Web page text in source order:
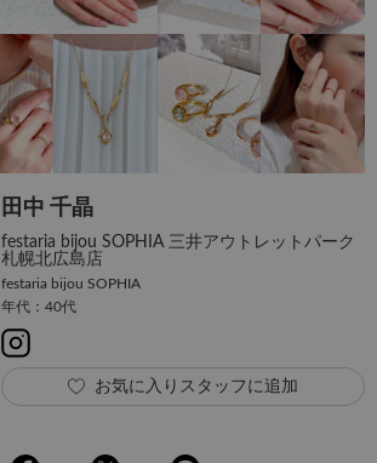
田中 千晶
festaria bijou SOPHIA 三井アウトレットパーク
札幌北広島店
festaria bijou SOPHIA
年代：40代
お気に入りスタッフに追加